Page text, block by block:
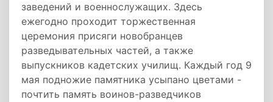
заведений и военнослужащих. Здесь
ежегодно проходит торжественная
церемония присяги новобранцев
разведывательных частей, а также
выпускников кадетских училищ. Каждый год 9
мая подножие памятника усыпано цветами -
почтить память воинов-разведчиков